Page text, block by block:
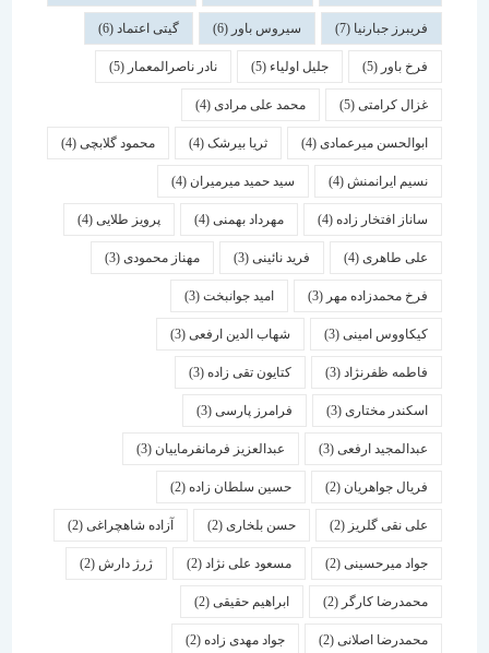
فریبرز جبارنیا(7) سیروس باور(6) گیتی اعتماد(6)
فرخ باور(5) جلیل اولیاء(5) نادر ناصرالمعمار (5)
غزال کرامتی(5) محمد علی مرادی(4)
ابوالحسن میرعمادی(4) ثریا بیرشک(4) محمود گلابچی(4)
نسیم ایرانمنش(4) سید حمید میرمیران(4)
ساناز افتخار زاده(4) مهرداد بهمنی (4) پرویز طلایی(4)
علی طاهری(4) فرید نائینی(3) مهناز محمودی(3)
فرخ محمدزاده مهر(3) امید جوانبخت(3)
کیکاووس امینی(3) شهاب الدین ارفعی(3)
فاطمه ظفرنژاد(3) کتایون تقی زاده(3)
اسكندر مختاری (3) فرامرز پارسی(3)
عبدالمجید ارفعی(3) عبدالعزیز فرمانفرماییان(3)
فریال جواهریان(2) حسین سلطان زاده(2)
علی نقی گلریز(2) حسن بلخاری(2) آزاده شاهچراغی(2)
جواد میرحسینی(2) مسعود علی نژاد(2) ژرژ دارش (2)
محمدرضا کارگر(2) ابراهیم حقیقی(2)
محمدرضا اصلانی(2) جواد مهدی زاده(2)